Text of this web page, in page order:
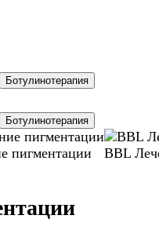
Ботулинотерапия
Ботулинотерапия
пигментации
BBL